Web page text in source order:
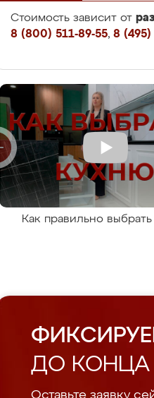
Стоимость зависит от
8 (800) 511-89-55, 8 (495)
Как правильно
ДО КОНЦА
Оставьте заявку